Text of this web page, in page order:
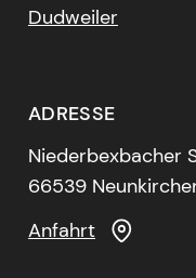
Dudweiler
ADRESSE
Niederbexbacher
66539
Anfahrt